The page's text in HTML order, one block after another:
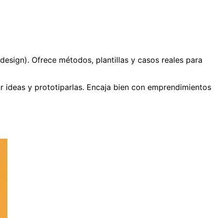
Ofrece métodos, plantillas y casos reales para
ideas y prototiparlas. Encaja bien con emprendimientos